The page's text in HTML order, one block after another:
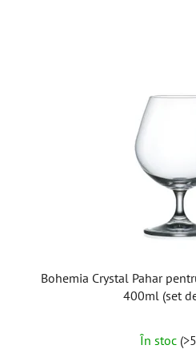
Bohemia Crystal Pahar
400ml (set
În stoc